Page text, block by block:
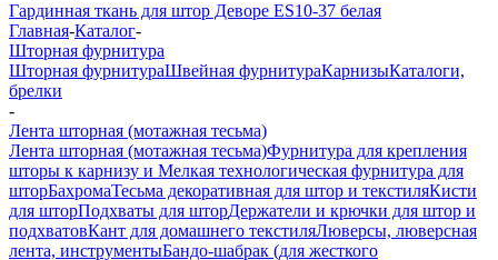
Гардинная ткань для штор Деворе ES10-37 белая
Главная-Каталог-
Шторная фурнитура
Шторная фурнитураШвейная фурнитураКарнизыКаталоги,
брелки
-
Лента шторная (мотажная тесьма)
Лента шторная (мотажная тесьма)Фурнитура для крепления
шторы к карнизу и Мелкая технологическая фурнитура для
шторБахромаТесьма декоративная для штор и текстиляКисти
для шторПодхваты для шторДержатели и крючки для штор и
подхватовКант для домашнего текстиляЛюверсы, люверсная
лента, инструментыБандо-шабрак (для жесткого